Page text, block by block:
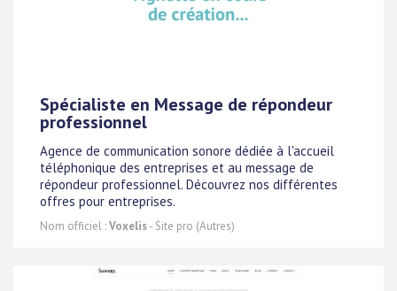
Spécialiste en Message de répondeur
professionnel
Agence de communication sonore dédiée à l'accueil
téléphonique des entreprises et au message de
répondeur professionnel. Découvrez nos différentes
offres pour entreprises.
Nom officiel :Voxelis- Site pro (Autres)